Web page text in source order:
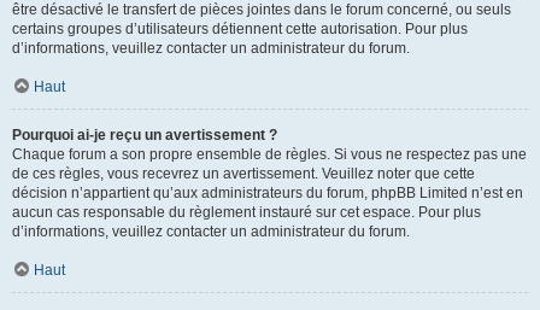
être désactivé le transfert de pièces jointes dans le forum concerné, ou seuls
certains groupes d’utilisateurs détiennent cette autorisation. Pour plus
d’informations, veuillez contacter un administrateur du forum.
Haut
Pourquoi ai-je reçu un avertissement ?
Chaque forum a son propre ensemble de règles. Si vous ne respectez pas une
de ces règles, vous recevrez un avertissement. Veuillez noter que cette
décision n’appartient qu’aux administrateurs du forum, phpBB Limited n’est en
aucun cas responsable du règlement instauré sur cet espace. Pour plus
d’informations, veuillez contacter un administrateur du forum.
Haut